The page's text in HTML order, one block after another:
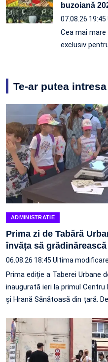
buzoiană
07.08.26 19:45
Cea mai
exclusiv
Te-ar putea
ADMINISTRATIE
Prima zi de Tabără
învăța să grădinărească
06.08.26 18:45 Ultima
Prima ediție a Taberei Urbane
inaugurată ieri la primul
și Hrană Sănătoasă din țară.